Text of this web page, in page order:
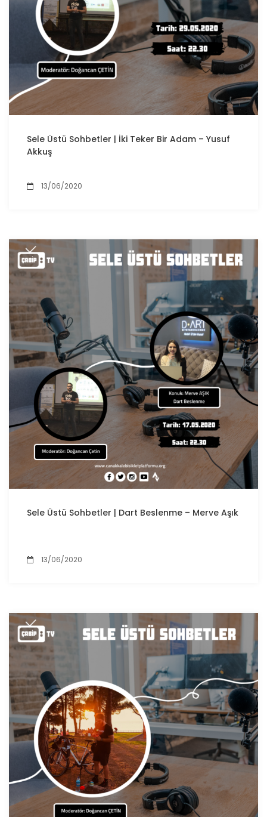
Sele Üstü Sohbetler | İki Teker Bir Adam – Yusuf
Akkuş
13/06/2020
Sele Üstü Sohbetler | Dart Beslenme – Merve Aşık
13/06/2020